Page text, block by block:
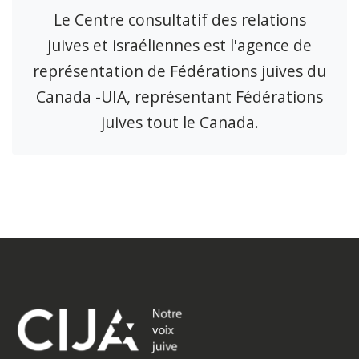
Le Centre consultatif des relations
juives et israéliennes est l'agence de
représentation de Fédérations juives du
Canada -UIA, représentant Fédérations
juives tout le Canada.